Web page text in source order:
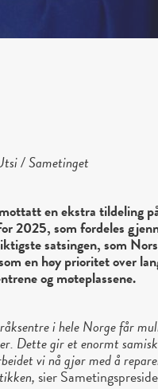
/ Sametinget
en ekstra tildeling
2025, som fordeles
satsingen, som
en høy prioritet over
og møteplassene.
i hele Norge får
Dette gir et enormt
vi nå gjør med å
sier